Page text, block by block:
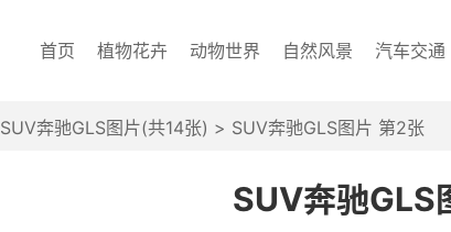
首页 植物花卉 动物世界 自然风景 汽车交通
SUV奔驰GLS图片(共14张) > SUV奔驰GLS图片 第2张
SUV奔驰GLS